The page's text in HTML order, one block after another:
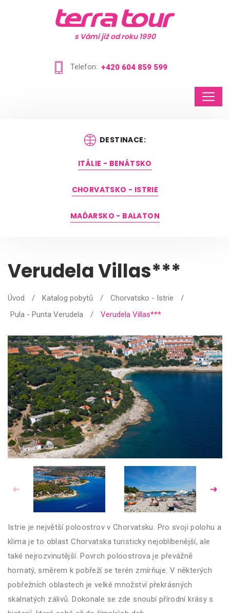
s Vámi již od roku 1990
Telefon: +420 604 859 599
DESTINACE:
ITÁLIE - BENÁTSKO
CHORVATSKO - ISTRIE
MAĎARSKO - BALATON
Verudela Villas***
Úvod / Katalog pobytů / Chorvatsko - Istrie
/
Pula - Punta Verudela
/ Verudela Villas***
Istrie je největší poloostrov v Chorvatsku. Pro svoji polohu a
klima je to oblast Chorvatska turisticky nejoblíbenější, ale
také nejrozvinutější. Povrch poloostrova je převážně
hornatý, směrem k pobřeží se terén zmírňuje. V některých
pobřežních oblastech je velké množství překrásných
skalnatých zálivů. Dokonale se zde snoubí přírodní krásy s